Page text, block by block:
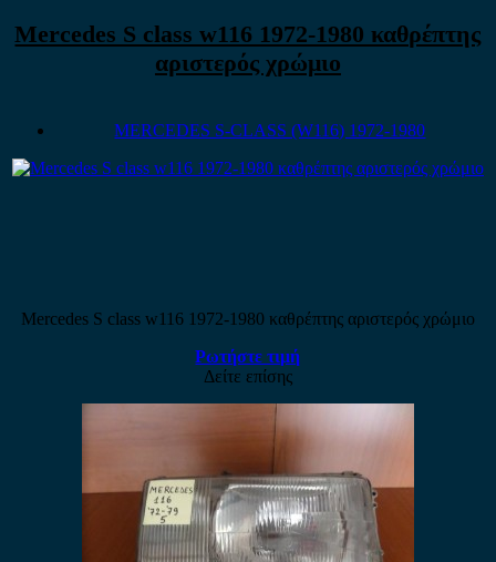
Mercedes S class w116 1972-1980 καθρέπτης
αριστερός χρώμιο
MERCEDES S-CLASS (W116) 1972-1980
Mercedes S class w116 1972-1980 καθρέπτης αριστερός χρώμιο
Ρωτήστε τιμή
Δείτε επίσης